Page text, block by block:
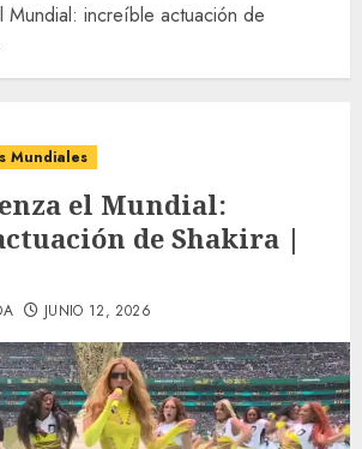
increíble actuación de
Mundiales
el Mundial:
de Shakira |
JUNIO 12, 2026